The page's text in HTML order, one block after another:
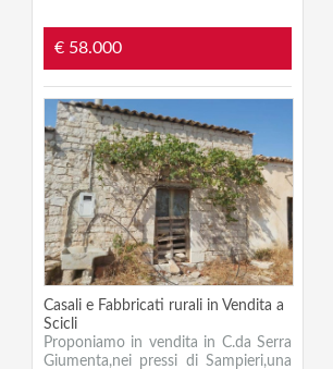
€ 58.000
Casali e Fabbricati rurali in Vendita a
Scicli
Proponiamo in vendita in C.da Serra
Giumenta,nei pressi di Sampieri,una